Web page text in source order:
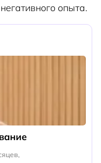
опыта.